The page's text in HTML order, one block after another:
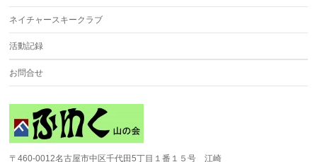
ネイチャースキークラブ
活動記録
お問合せ
〒460-0012名古屋市中区千代田5丁目１番１５号 江崎